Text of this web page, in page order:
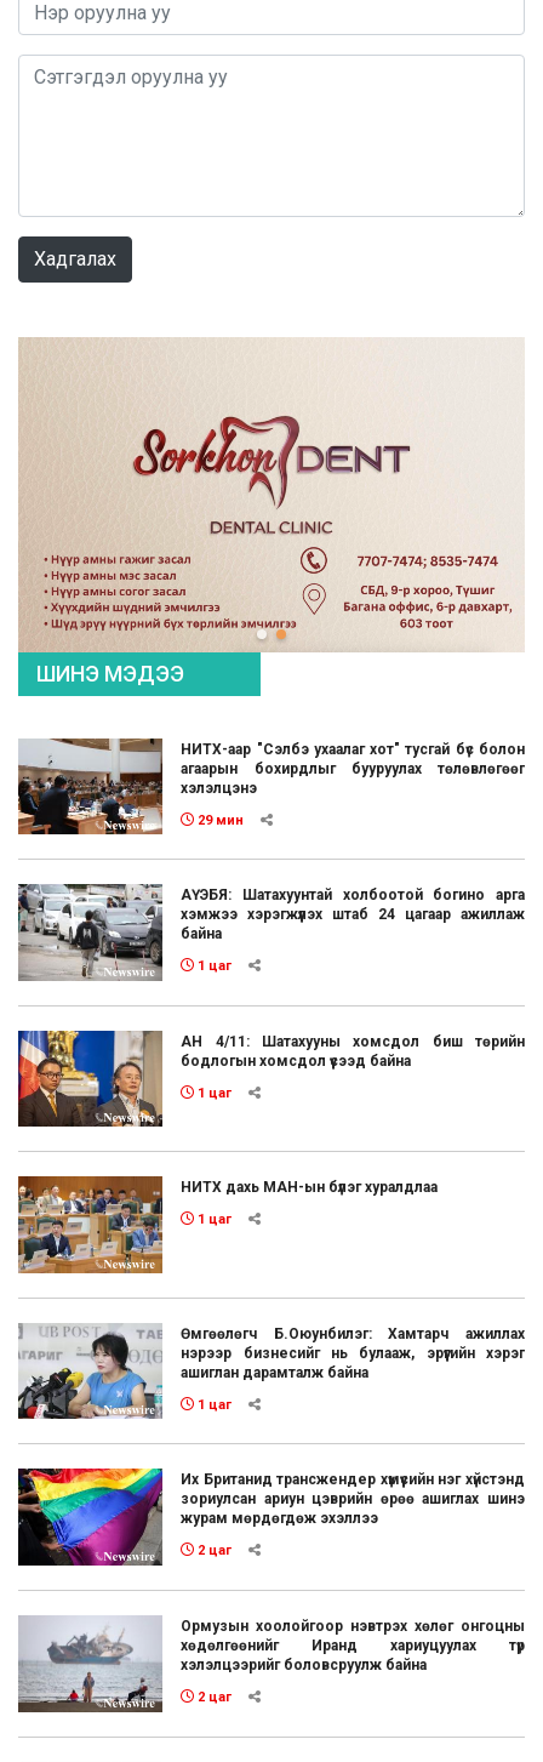
Хадгалах
ШИНЭ МЭДЭЭ
НИТХ-аар "Сэлбэ ухаалаг хот" тусгай бүс болон
агаарын бохирдлыг бууруулах төлөвлөгөөг
хэлэлцэнэ
29 мин
АҮЭБЯ: Шатахуунтай холбоотой богино арга
хэмжээ хэрэгжүүлэх штаб 24 цагаар ажиллаж
байна
1 цаг
АН 4/11: Шатахууны хомсдол биш төрийн
бодлогын хомсдол үүсээд байна
1 цаг
НИТХ дахь МАН-ын бүлэг хуралдлаа
1 цаг
Өмгөөлөгч Б.Оюунбилэг: Хамтарч ажиллах
нэрээр бизнесийг нь булааж, эрүүгийн хэрэг
ашиглан дарамталж байна
1 цаг
Их Британид трансжендер хүмүүсийн нэг хүйстэнд
зориулсан ариун цэврийн өрөө ашиглах шинэ
журам мөрдөгдөж эхэллээ
2 цаг
Ормузын хоолойгоор нэвтрэх хөлөг онгоцны
хөдөлгөөнийг Иранд хариуцуулах түр
хэлэлцээрийг боловсруулж байна
2 цаг